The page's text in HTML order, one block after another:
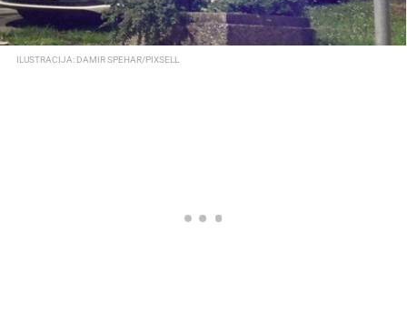
ILUSTRACIJA: DAMIR SPEHAR/PIXSELL